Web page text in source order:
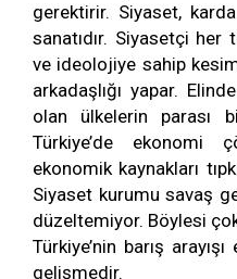
gerektirir. Siyaset,
sanatıdır. Siyasetçi
ve ideolojiye sahip
arkadaşlığı yapar.
olan ülkelerin parası
Türkiye’de ekonomi
ekonomik kaynakları
Siyaset kurumu savaş
düzeltemiyor. Böylesi
Türkiye’nin barış
gelişmedir.